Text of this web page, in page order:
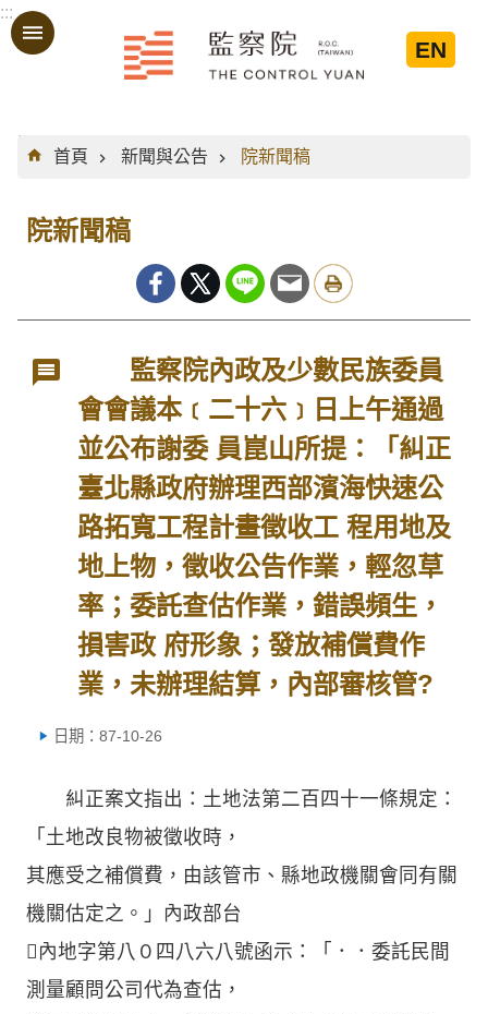
跳到主要內容區塊
:::
EN
:::
首頁
新聞與公告 院新聞稿
院新聞稿
監察院內政及少數民族委員
會會議本﹝二十六﹞日上午通過
並公布謝委 員崑山所提：「糾正
臺北縣政府辦理西部濱海快速公
路拓寬工程計畫徵收工 程用地及
地上物，徵收公告作業，輕忽草
率；委託查估作業，錯誤頻生，
損害政 府形象；發放補償費作
業，未辦理結算，內部審核管?
日期：87-10-26
糾正案文指出：土地法第二百四十一條規定：
「土地改良物被徵收時，
其應受之補償費，由該管市、縣地政機關會同有關
機關估定之。」內政部台
內地字第八０四八六八號函示：「．．委託民間
測量顧問公司代為查估，